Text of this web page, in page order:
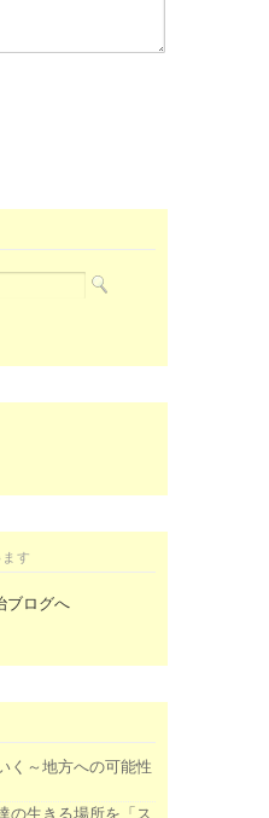
す
く～地方への可能性
の生きる場所を「ス